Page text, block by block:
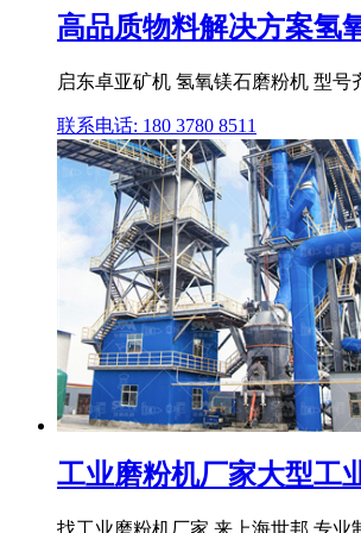
高品质物料解决方案氢
启东卓亚矿机 氢氧镁石磨粉机 型
联系电话: 180 3780 8511
工业磨粉机厂家大型工
找工业磨粉机厂家 来上海世邦,专业